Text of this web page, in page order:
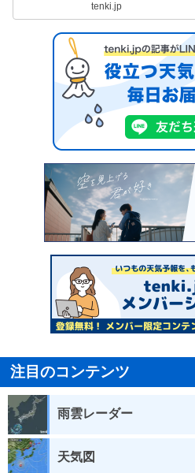
tenki.jp
注目のコンテンツ
雨雲レーダー
天気図